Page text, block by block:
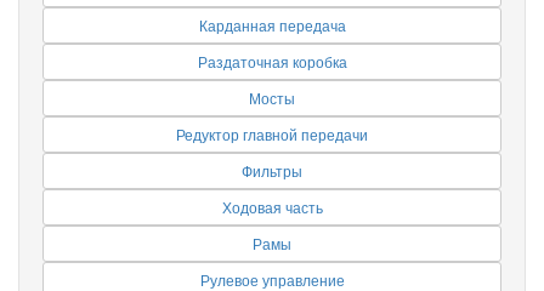
Карданная передача
Раздаточная коробка
Мосты
Редуктор главной передачи
Фильтры
Ходовая часть
Рамы
Рулевое управление